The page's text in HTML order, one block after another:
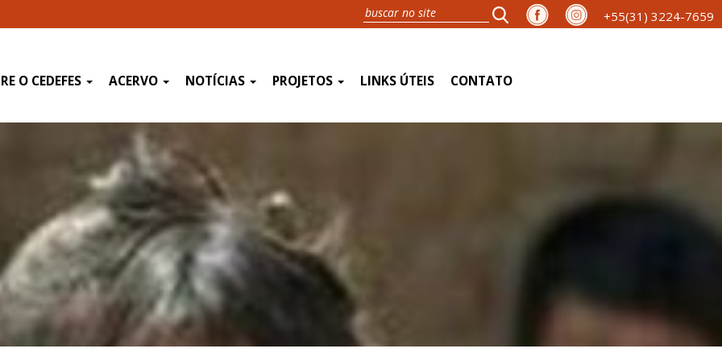
+55(31) 3224-7659
O CEDEFES ACERVO NOTÍCIAS PROJETOS LINKS ÚTEIS CONTATO